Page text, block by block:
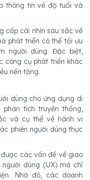
thông tin về độ tuổi và
cấp cái nhìn sâu sắc về
phát triển có thể tối ưu
người dùng. Đặc biệt,
công cụ phát triển khác
nền tảng.
dùng cho ứng dụng di
tích truyền thống,
và cụ thể về hành vi
phiên người dùng thực
các vấn đề về giao
dùng (UX) mà chỉ
Nhờ đó, các doanh